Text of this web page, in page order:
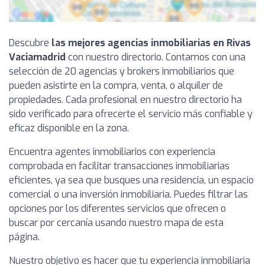
Descubre las mejores agencias inmobiliarias en Rivas
Vaciamadrid con nuestro directorio. Contamos con una
selección de 20 agencias y brokers inmobiliarios que
pueden asistirte en la compra, venta, o alquiler de
propiedades. Cada profesional en nuestro directorio ha
sido verificado para ofrecerte el servicio más confiable y
eficaz disponible en la zona.
Encuentra agentes inmobiliarios con experiencia
comprobada en facilitar transacciones inmobiliarias
eficientes, ya sea que busques una residencia, un espacio
comercial o una inversión inmobiliaria. Puedes filtrar las
opciones por los diferentes servicios que ofrecen o
buscar por cercanía usando nuestro mapa de esta
página.
Nuestro objetivo es hacer que tu experiencia inmobiliaria